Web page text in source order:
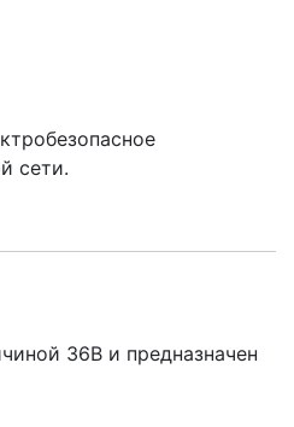
сети.
36В и предназначен